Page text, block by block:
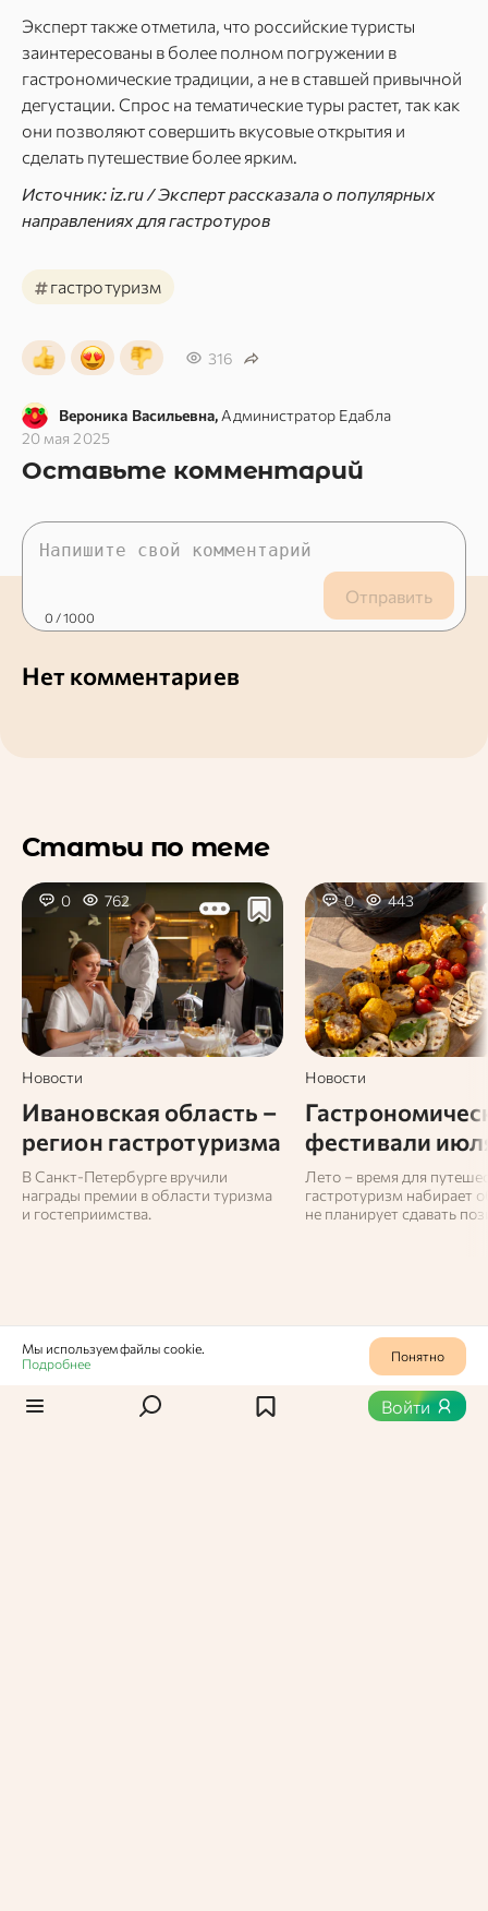
Эксперт также отметила, что российские туристы
заинтересованы в более полном погружении в
гастрономические традиции, а не в ставшей привычной
дегустации. Спрос на тематические туры растет, так как
они позволяют совершить вкусовые открытия и
сделать путешествие более ярким.
Источник: iz.ru / Эксперт рассказала о популярных
направлениях для гастротуров
#гастротуризм
316
Вероника Васильевна, Администратор Едабла
20 мая 2025
Оставьте комментарий
Отправить
0 / 1000
Нет комментариев
Статьи по теме
0 762
Новости
Ивановская область –
регион гастротуризма
В Санкт-Петербурге вручили
награды премии в области туризма
и гостеприимства.
0 443
Новости
фестивали
Лето – время для
гастротуризм набирает
не планирует сдавать
Продукты
Войти
Мы используем файлы cookie.
Подробнее
Понятно